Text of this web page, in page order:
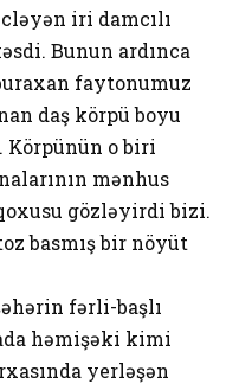
iri damcılı
Bunun ardınca
faytonumuz
daş körpü boyu
o biri
mənhus
gözləyirdi bizi.
basmış bir nöyüt
fərli-başlı
həmişəki kimi
yerləşən